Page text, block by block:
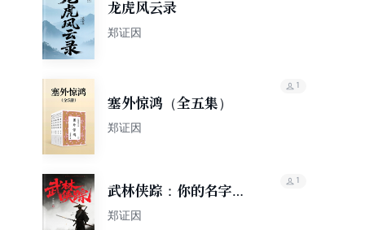
龙虎风云录
郑证因‌
塞外惊鸿（全五集）
郑证因
1
武林侠踪：你的名字我
的冤
郑证因‌
1